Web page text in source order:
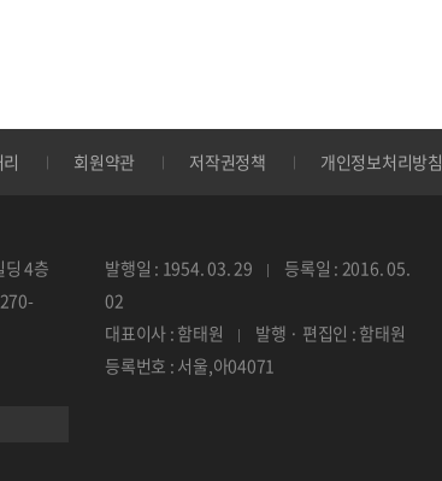
회원약관 저작권정책 개인정보처리방침
딩 4층
발행일 : 1954. 03. 29
등록일 : 2016. 05.
02
대표이사 : 함태원
발행 · 편집인 : 함태원
등록번호 : 서울,아04071